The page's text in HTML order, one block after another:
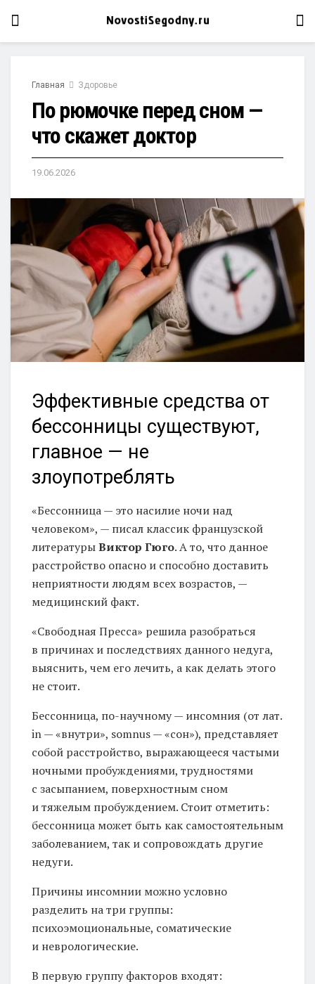
Главная Здоровье
По рюмочке перед сном —
что скажет доктор
19.06.2026
Эффективные средства от
бессонницы существуют,
главное — не
злоупотреблять
«Бессонница — это насилие ночи над
человеком», — писал классик французской
литературыВиктор Гюго. А то, что данное
расстройство опасно и способно доставить
неприятности людям всех возрастов, —
медицинский факт.
«Свободная Пресса» решила разобраться
в причинах и последствиях данного недуга,
выяснить, чем его лечить, а как делать этого
не стоит.
Бессонница, по-научному — инсомния (от лат.
in — «внутри», somnus — «сон»), представляет
собой расстройство, выражающееся частыми
ночными пробуждениями, трудностями
с засыпанием, поверхностным сном
и тяжелым пробуждением. Стоит отметить:
бессонница может быть как самостоятельным
заболеванием, так и сопровождать другие
недуги.
Причины инсомнии можно условно
разделить на три группы:
психоэмоциональные, соматические
и неврологические.
В первую группу факторов входят: